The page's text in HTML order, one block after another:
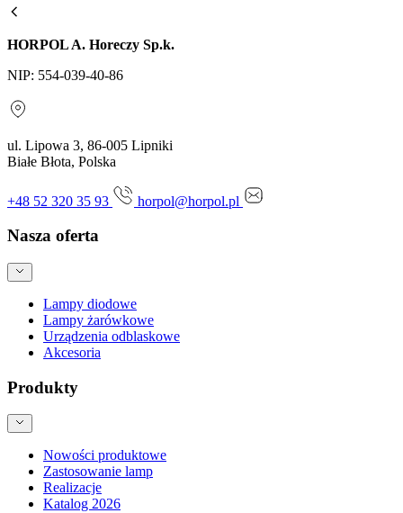
HORPOL A. Horeczy Sp.k.
NIP: 554-039-40-86
ul. Lipowa 3, 86-005 Lipniki
Białe Błota, Polska
+48 52 320 35 93 horpol@horpol.pl
Nasza oferta
Lampy diodowe
Lampy żarówkowe
Urządzenia odblaskowe
Akcesoria
Produkty
Nowości produktowe
Zastosowanie lamp
Realizacje
Katalog 2026